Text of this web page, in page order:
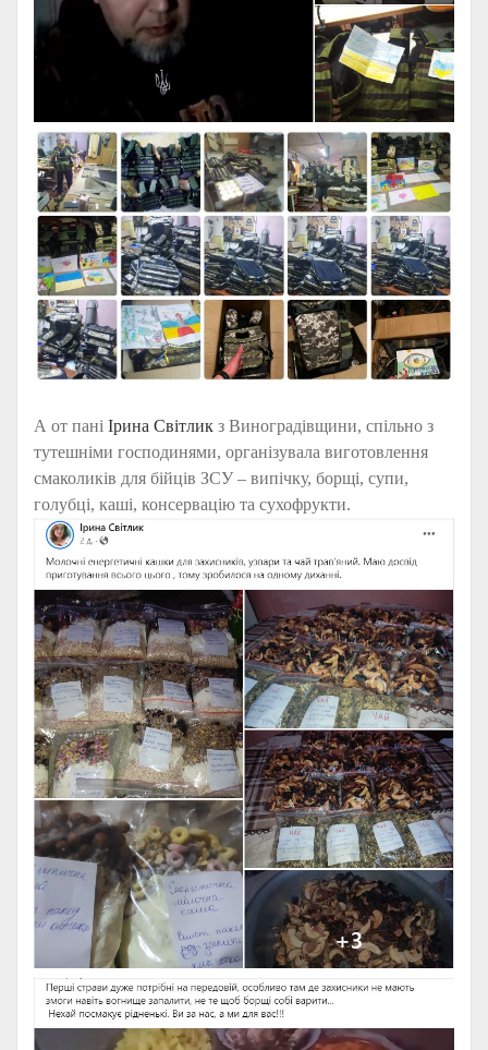
А от пані Ірина Світлик з Виноградівщини, спільно з
тутешніми господинями, організувала виготовлення
смаколиків для бійців ЗСУ – випічку, борщі, супи,
голубці, каші, консервацію та сухофрукти.